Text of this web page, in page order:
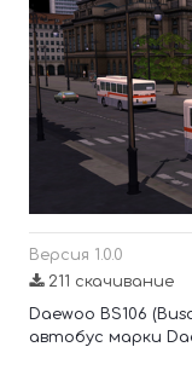
Версия 1.0.0
211 скачивание
Daewoo BS106
автобус марки